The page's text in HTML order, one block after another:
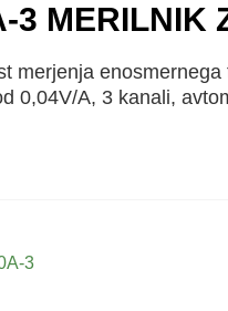
3 MERILNIK
merjenja
0,04V/A, 3 kanali,
3